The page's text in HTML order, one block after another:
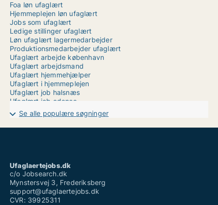
Foa løn ufaglært
Hjemmeplejen løn ufaglært
Jobs som ufaglært
Ledige stillinger ufaglært
Løn ufaglært lagermedarbejder
Produktionsmedarbejder ufaglært
Ufaglært arbejde københavn
Ufaglært arbejdsmand
Ufaglært hjemmehjælper
Ufaglært i hjemmeplejen
Ufaglært job halsnæs
Ufaglært job odense
Ufaglært job skive
Ufaglært lagermedarbejder
Ufaglært omsorgsmedhjælper løn
Ufaglærte job
Ufaglærte jobs odense
Se alle populære søgninger
Ufaglaertejobs.dk
c/o Jobsearch.dk
Mynstersvej 3, Frederiksberg
support@ufaglaertejobs.dk
CVR: 39925311